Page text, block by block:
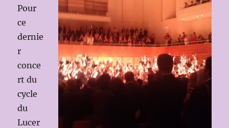
Pour
ce
dernie
r
conce
rt du
cycle
du
Lucer